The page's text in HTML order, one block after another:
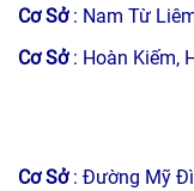
Cơ Sở : Nam Từ
Cơ Sở : Hoàn Kiếm,
Cơ Sở : Đường Mỹ